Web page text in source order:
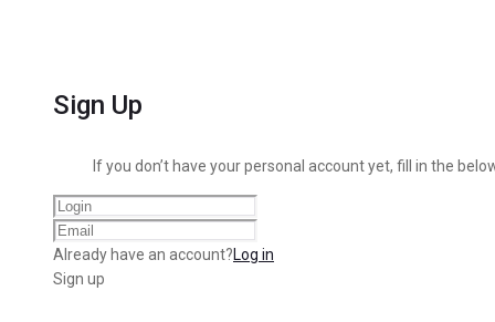
Sign Up
If you don’t have your personal account yet, fill in the
Already have an account?Log in
Sign up